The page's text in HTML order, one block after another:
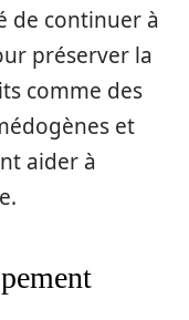
de continuer à
préserver la
comme des
et
aider à